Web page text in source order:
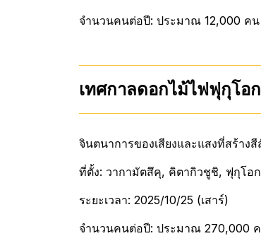
จำนวนคนต่อปี: ประมาณ 12,000 คน
เทศกาลดอกไม้ไฟฟุกุโอ
จินตนาการของเสียงและแสงที่สร้าง
ที่ตั้ง: วากามัตสึคุ, คิตากิวชูชิ, ฟุกุโอ
ระยะเวลา: 2025/10/25 (เสาร์)
จำนวนคนต่อปี: ประมาณ 270,000